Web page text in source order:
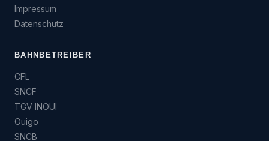
Impressum
Datenschutz
BAHNBETREIBER
CFL
SNCF
TGV INOUI
Ouigo
SNCB